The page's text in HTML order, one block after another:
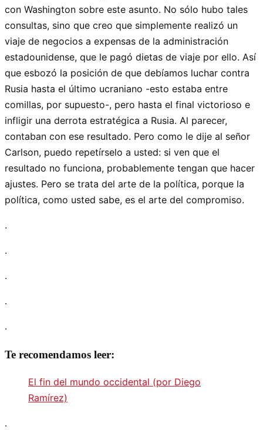
con Washington sobre este asunto. No sólo hubo tales
consultas, sino que creo que simplemente realizó un
viaje de negocios a expensas de la administración
estadounidense, que le pagó dietas de viaje por ello. Así
que esbozó la posición de que debíamos luchar contra
Rusia hasta el último ucraniano -esto estaba entre
comillas, por supuesto-, pero hasta el final victorioso e
infligir una derrota estratégica a Rusia. Al parecer,
contaban con ese resultado. Pero como le dije al señor
Carlson, puedo repetírselo a usted: si ven que el
resultado no funciona, probablemente tengan que hacer
ajustes. Pero se trata del arte de la política, porque la
política, como usted sabe, es el arte del compromiso.
.
.
.
.
.
Te recomendamos leer:
El fin del mundo occidental (por Diego
Ramírez)
.